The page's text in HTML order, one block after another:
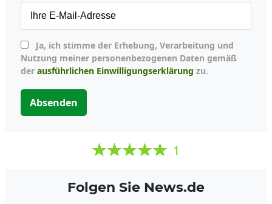
Nutzung meiner personenbezogenen Daten gemäß
der ausführlichen Einwilligungserklärung zu.
Absenden
1
Folgen Sie News.de